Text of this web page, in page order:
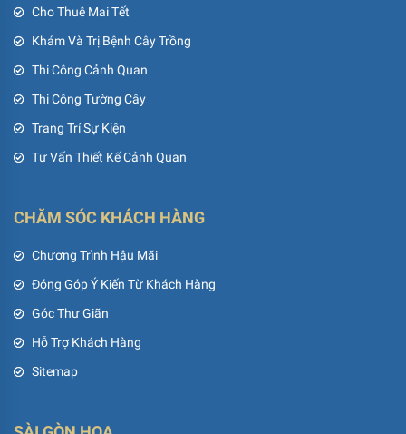
Cho Thuê Mai Tết
Khám Và Trị Bệnh Cây Trồng
Thi Công Cảnh Quan
Thi Công Tường Cây
Trang Trí Sự Kiện
Tư Vấn Thiết Kế Cảnh Quan
CHĂM SÓC KHÁCH HÀNG
Chương Trình Hậu Mãi
Đóng Góp Ý Kiến Từ Khách Hàng
Góc Thư Giãn
Hỗ Trợ Khách Hàng
Sitemap